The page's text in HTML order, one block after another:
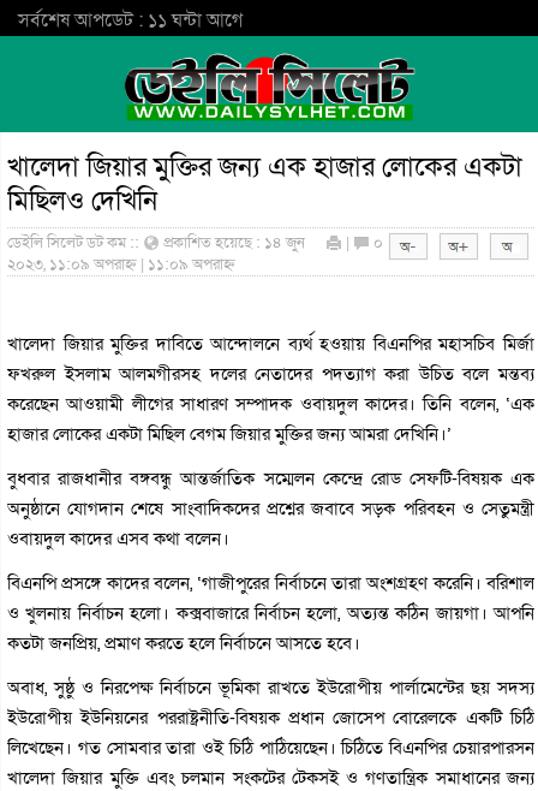
সর্বশেষ আপডেট : ১১ ঘন্টা আগে
খালেদা জিয়ার মুক্তির জন্য এক হাজার লোকের একটা
মিছিলও দেখিনি
ডেইলি সিলেট ডট কম ::
প্রকাশিত হয়েছে : ১৪ জুন
২০২৩, ১১:০৯ অপরাহ্ন | ১১:০৯ অপরাহ্ন
| ০
খালেদা জিয়ার মুক্তির দাবিতে আন্দোলনে ব্যর্থ হওয়ায় বিএনপির মহাসচিব মির্জা
ফখরুল ইসলাম আলমগীরসহ দলের নেতাদের পদত্যাগ করা উচিত বলে মন্তব্য
করেছেন আওয়ামী লীগের সাধারণ সম্পাদক ওবায়দুল কাদের। তিনি বলেন, ‘এক
হাজার লোকের একটা মিছিল বেগম জিয়ার মুক্তির জন্য আমরা দেখিনি।’
বুধবার রাজধানীর বঙ্গবন্ধু আন্তর্জাতিক সম্মেলন কেন্দ্রে রোড সেফটি-বিষয়ক এক
অনুষ্ঠানে যোগদান শেষে সাংবাদিকদের প্রশ্নের জবাবে সড়ক পরিবহন ও সেতুমন্ত্রী
ওবায়দুল কাদের এসব কথা বলেন।
বিএনপি প্রসঙ্গে কাদের বলেন, ‘গাজীপুরের নির্বাচনে তারা অংশগ্রহণ করেনি। বরিশাল
ও খুলনায় নির্বাচন হলো। কক্সবাজারে নির্বাচন হলো, অত্যন্ত কঠিন জায়গা। আপনি
কতটা জনপ্রিয়, প্রমাণ করতে হলে নির্বাচনে আসতে হবে।
অবাধ, সুষ্ঠু ও নিরপেক্ষ নির্বাচনে ভূমিকা রাখতে ইউরোপীয় পার্লামেন্টের ছয় সদস্য
ইউরোপীয় ইউনিয়নের পররাষ্ট্রনীতি-বিষয়ক প্রধান জোসেপ বোরেলকে একটি চিঠি
লিখেছেন। গত সোমবার তারা ওই চিঠি পাঠিয়েছেন। চিঠিতে বিএনপির চেয়ারপারসন
খালেদা জিয়ার মুক্তি এবং চলমান সংকটের টেকসই ও গণতান্ত্রিক সমাধানের জন্য